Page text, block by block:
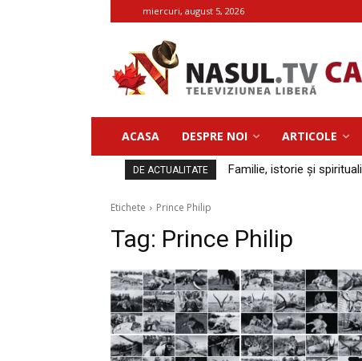
miercuri, august 5, 2026
ACASA DESPRE NOI ARTICOLE
DE ACTUALITATE Familie, istorie și
Etichete Prince Philip
Tag: Prince Philip